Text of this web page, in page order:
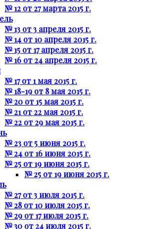
№ 12 от 27 марта 2015 г.
№ 13 от 3 апреля 2015 г.
№ 14 от 10 апреля 2015 г.
№ 15 от 17 апреля 2015 г.
№ 16 от 24 апреля 2015 г.
№ 17 от 1 мая 2015 г.
№ 18-19 от 8 мая 2015 г.
№ 20 от 15 мая 2015 г.
№ 21 от 22 мая 2015 г.
№ 22 от 29 мая 2015 г.
№ 23 от 5 июня 2015 г.
№ 24 от 16 июня 2015 г.
№ 25 от 19 июня 2015 г.
№ 25 от 19 июня 2015 г.
№ 27 от 3 июля 2015 г.
№ 28 от 10 июля 2015 г.
№ 29 от 17 июля 2015 г.
№ 30 от 24 июля 2015 г.